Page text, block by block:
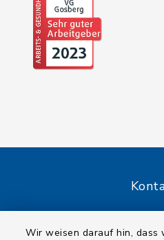
Wir weisen darauf hin, dass